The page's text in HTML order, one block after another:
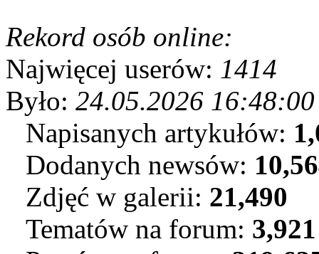
Rekord osób online:
Najwięcej userów: 1414
Było: 24.05.2026 16:48:00
Napisanych artykułów:
Dodanych newsów:
Zdjęć w galerii: 21,490
Tematów na forum: 3,921